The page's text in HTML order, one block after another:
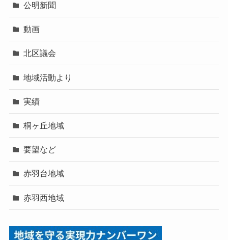
公明新聞
動画
北区議会
地域活動より
実績
桐ヶ丘地域
要望など
赤羽台地域
赤羽西地域